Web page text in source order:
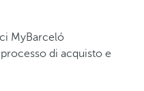
MyBarceló
di acquisto e